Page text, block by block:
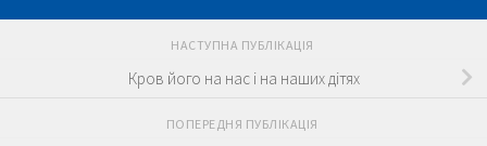
НАСТУПНА ПУБЛІКАЦІЯ
Кров його на нас і на наших дітях
ПОПЕРЕДНЯ ПУБЛІКАЦІЯ